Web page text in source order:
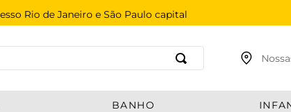
Rio de Janeiro e São Paulo capital
Buscar
BANHO